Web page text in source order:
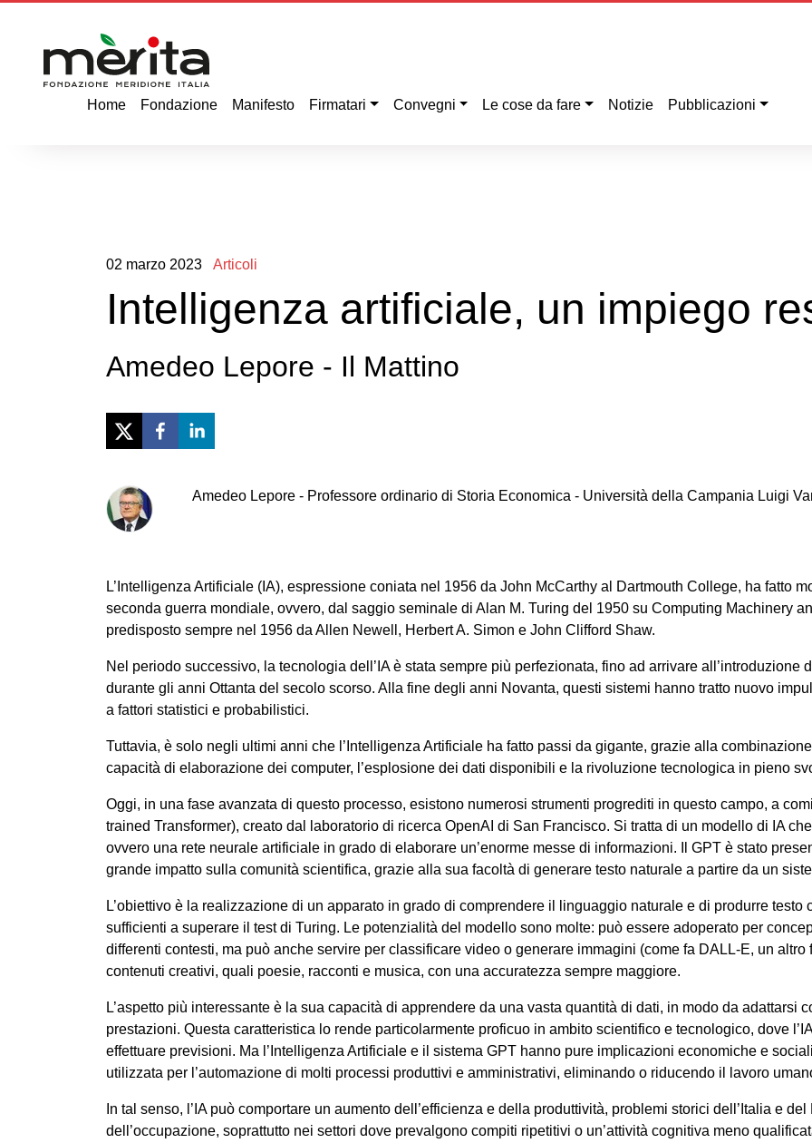
Home Fondazione Manifesto Firmatari Convegni Le cose da fare Notizie Pubblicazioni
02 marzo 2023 Articoli
Intelligenza artificiale, un impiego
Amedeo Lepore - Il Mattino
Amedeo Lepore- Professore ordinario di Storia Economica - Università della Campania Luigi
L’Intelligenza Artificiale (IA), espressione coniata nel 1956 da John McCarthy al Dartmouth College, ha fatto
seconda guerra mondiale, ovvero, dal saggio seminale di Alan M. Turing del 1950 su Computing Machinery
predisposto sempre nel 1956 da Allen Newell, Herbert A. Simon e John Clifford Shaw.
Nel periodo successivo, la tecnologia dell’IA è stata sempre più perfezionata, fino ad arrivare
durante gli anni Ottanta del secolo scorso. Alla fine degli anni Novanta, questi sistemi hanno tratto nuovo
a fattori statistici e probabilistici.
Tuttavia, è solo negli ultimi anni che l’Intelligenza Artificiale ha fatto passi da gigante, grazie alla
capacità di elaborazione dei computer, l’esplosione dei dati disponibili e la rivoluzione tecnologica in pieno
Oggi, in una fase avanzata di questo processo, esistono numerosi strumenti progrediti in questo campo, a
trained Transformer), creato dal laboratorio di ricerca OpenAI di San Francisco. Si tratta di un modello di IA
ovvero una rete neurale artificiale in grado di elaborare un’enorme messe di informazioni. Il GPT è stato
grande impatto sulla comunità scientifica, grazie alla sua facoltà di generare testo naturale a partire da un
L’obiettivo è la realizzazione di un apparato in grado di comprendere il linguaggio naturale e di produrre
sufficienti a superare il test di Turing. Le potenzialità del modello sono molte: può essere adoperato per
differenti contesti, ma può anche servire per classificare video o generare immagini (come fa DALL-E, un
contenuti creativi, quali poesie, racconti e musica, con una accuratezza sempre maggiore.
L’aspetto più interessante è la sua capacità di apprendere da una vasta quantità di dati, in modo da adattarsi
prestazioni. Questa caratteristica lo rende particolarmente proficuo in ambito scientifico e tecnologico, dove
effettuare previsioni. Ma l’Intelligenza Artificiale e il sistema GPT hanno pure implicazioni economiche e
utilizzata per l’automazione di molti processi produttivi e amministrativi, eliminando o riducendo il lavoro
In tal senso, l’IA può comportare un aumento dell’efficienza e della produttività, problemi storici dell’Italia e
dell’occupazione, soprattutto nei settori dove prevalgono compiti ripetitivi o un’attività cognitiva meno